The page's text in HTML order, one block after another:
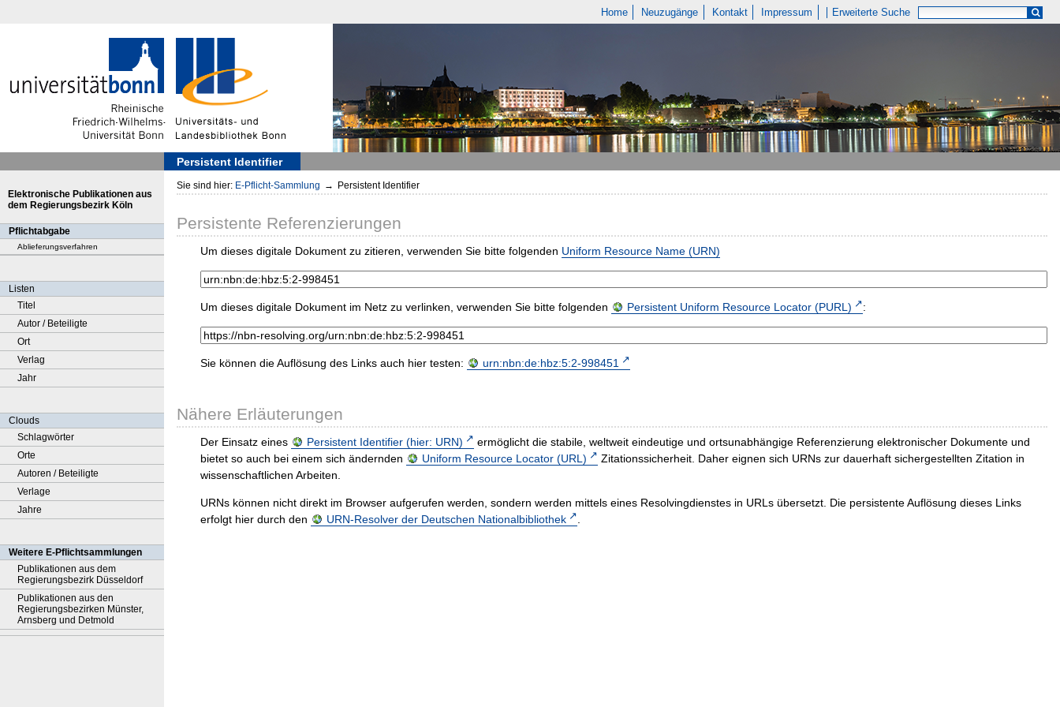
Home Neuzugänge Kontakt Impressum Erweiterte Suche
Persistent Identifier
Elektronische Publikationen aus
dem Regierungsbezirk Köln
Pflichtabgabe
Ablieferungsverfahren
Listen
Titel
Autor / Beteiligte
Ort
Verlag
Jahr
Clouds
Schlagwörter
Orte
Autoren / Beteiligte
Verlage
Jahre
Weitere E-Pflichtsammlungen
Publikationen aus dem
Regierungsbezirk Düsseldorf
Publikationen aus den
Regierungsbezirken Münster,
Arnsberg und Detmold
Sie sind hier: E-Pflicht-Sammlung → Persistent Identifier
Persistente Referenzierungen
Um dieses digitale Dokument zu zitieren, verwenden Sie bitte folgenden Uniform Resource Name (URN)
Um dieses digitale Dokument im Netz zu verlinken, verwenden Sie bitte folgenden Persistent Uniform Resource Locator (PURL) :
Sie können die Auflösung des Links auch hier testen: urn:nbn:de:hbz:5:2-998451
Nähere Erläuterungen
Der Einsatz eines Persistent Identifier (hier: URN)
ermöglicht die stabile, weltweit eindeutige und ortsunabhängige Referenzierung elektronischer Dokumente und
bietet so auch bei einem sich ändernden
Uniform Resource Locator (URL)
Zitationssicherheit. Daher eignen sich URNs zur dauerhaft sichergestellten Zitation in
wissenschaftlichen Arbeiten.
URNs können nicht direkt im Browser aufgerufen werden, sondern werden mittels eines Resolvingdienstes in URLs übersetzt. Die persistente Auflösung dieses Links
erfolgt hier durch den
URN-Resolver der Deutschen Nationalbibliothek .